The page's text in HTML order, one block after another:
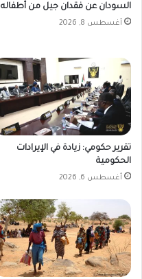
السودان عن فقدان جيل من أطفاله
أغسطس 8, 2026
تقرير حكومي: زيادة في الإيرادات
الحكومية
أغسطس 6, 2026